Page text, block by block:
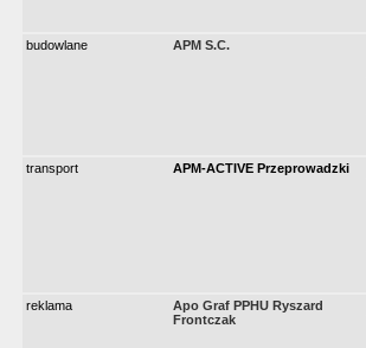
budowlane
APM S.C.
transport
APM-ACTIVE Przeprowadzki
reklama
Apo Graf PPHU Ryszard
Frontczak